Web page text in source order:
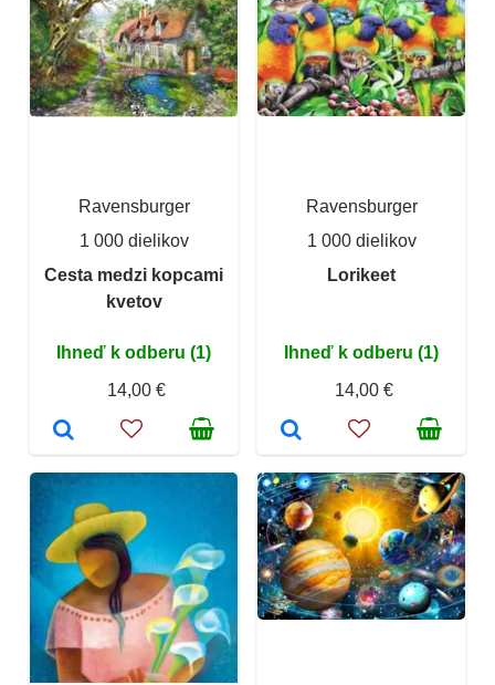
Ravensburger
1 000 dielikov
Cesta medzi kopcami
kvetov
Ihneď k odberu (1)
14,00 €
Ravensburger
1 000 dielikov
Lorikeet
Ihneď k odberu (1)
14,00 €